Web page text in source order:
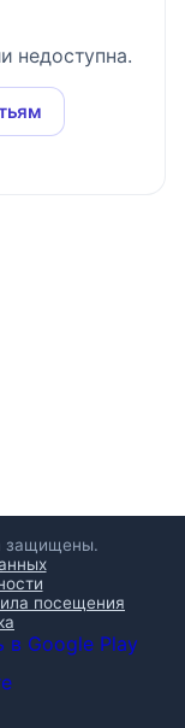
недоступна.
защищены.
посещения